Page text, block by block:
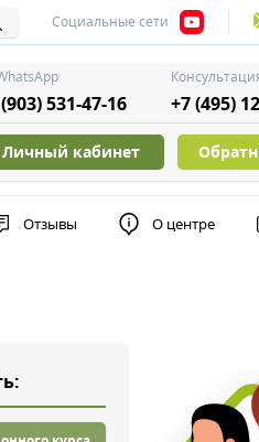
Социальные сети
531-47-16 +7 (495)
Личный кабинет
Отзывы О центре